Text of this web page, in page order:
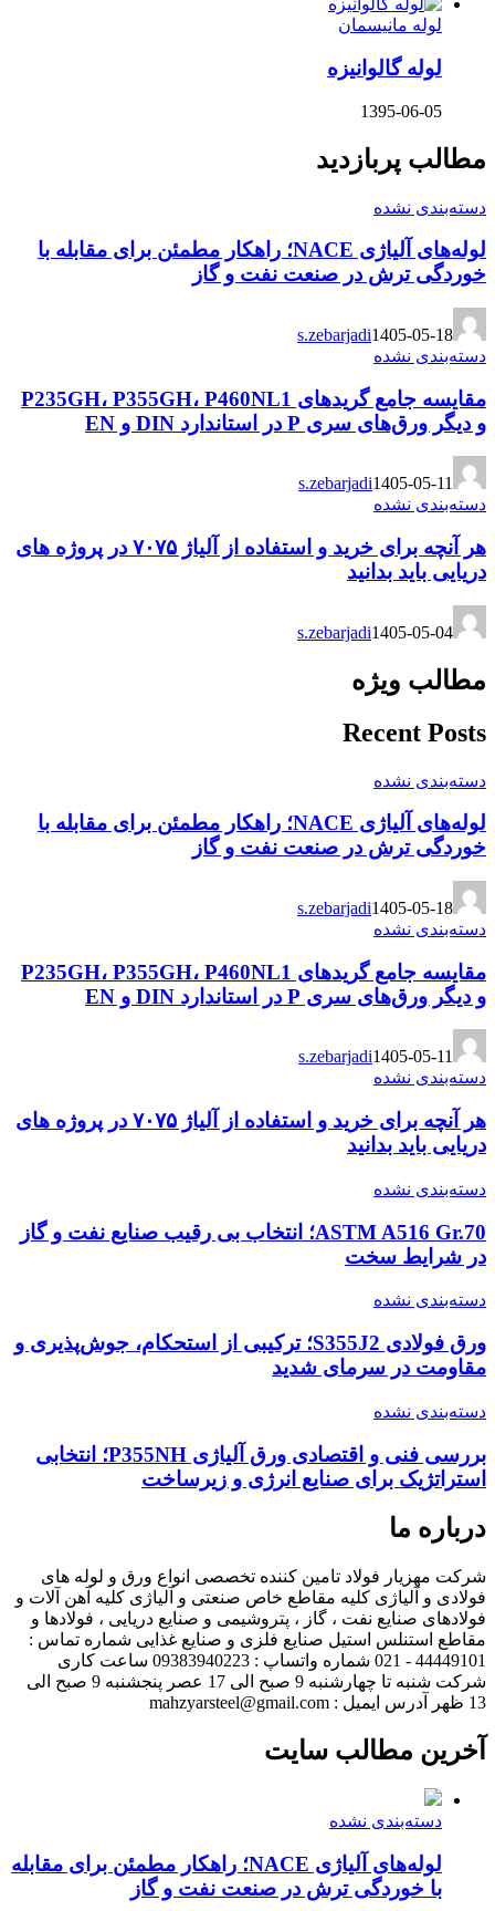
لوله مانیسمان
لوله گالوانیزه
1395-06-05
مطالب پربازدید
دسته‌بندی نشده
لوله‌های آلیاژی NACE؛ راهکار مطمئن برای مقابله با
خوردگی ترش در صنعت نفت و گاز
s.zebarjadi1405-05-18
دسته‌بندی نشده
مقایسه جامع گریدهای P235GH، P355GH، P460NL1
و دیگر ورق‌های سری P در استاندارد DIN و EN
s.zebarjadi1405-05-11
دسته‌بندی نشده
هر آنچه برای خرید و استفاده از آلیاژ ۷۰۷۵ در پروژه های
دریایی باید بدانید
s.zebarjadi1405-05-04
مطالب ویژه
Recent Posts
دسته‌بندی نشده
لوله‌های آلیاژی NACE؛ راهکار مطمئن برای مقابله با
خوردگی ترش در صنعت نفت و گاز
s.zebarjadi1405-05-18
دسته‌بندی نشده
مقایسه جامع گریدهای P235GH، P355GH، P460NL1
و دیگر ورق‌های سری P در استاندارد DIN و EN
s.zebarjadi1405-05-11
دسته‌بندی نشده
هر آنچه برای خرید و استفاده از آلیاژ ۷۰۷۵ در پروژه های
دریایی باید بدانید
دسته‌بندی نشده
ASTM A516 Gr.70؛ انتخاب بی رقیب صنایع نفت و گاز
در شرایط سخت
دسته‌بندی نشده
ورق فولادی S355J2؛ ترکیبی از استحکام، جوش‌پذیری و
مقاومت در سرمای شدید
دسته‌بندی نشده
بررسی فنی و اقتصادی ورق آلیاژی P355NH؛ انتخابی
استراتژیک برای صنایع انرژی و زیرساخت
درباره ما
شرکت مهزیار فولاد تامین کننده تخصصی انواع ورق و لوله های
فولادی و آلیاژی کلیه مقاطع خاص صنعتی و آلیاژی کلیه آهن آلات و
فولادهای صنایع نفت ، گاز ، پتروشیمی و صنایع دریایی ، فولادها و
مقاطع استنلس استیل صنایع فلزی و صنایع غذایی شماره تماس :
44449101 - 021 شماره واتساپ : 09383940223 ساعت کاری
شرکت شنبه تا چهارشنبه 9 صبح الی 17 عصر پنجشنبه 9 صبح الی
13 ظهر آدرس ایمیل : mahzyarsteel@gmail.com
آخرین مطالب سایت
دسته‌بندی نشده
لوله‌های آلیاژی NACE؛ راهکار مطمئن برای مقابله
با خوردگی ترش در صنعت نفت و گاز